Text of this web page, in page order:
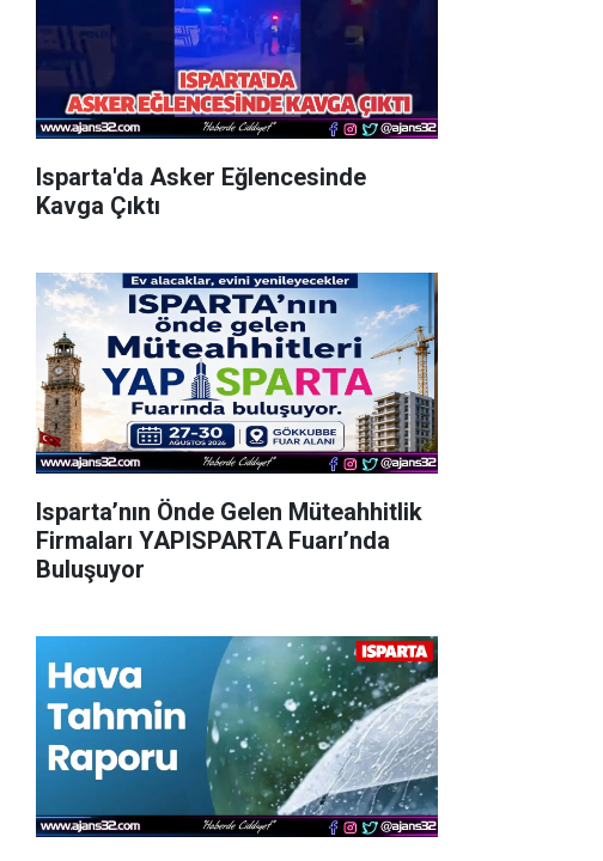
Isparta'da Asker Eğlencesinde
Kavga Çıktı
Isparta’nın Önde Gelen Müteahhitlik
Firmaları YAPISPARTA Fuarı’nda
Buluşuyor